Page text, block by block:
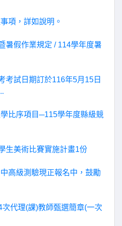
項，詳如說明。
暑假作業規定 / 114學年度暑
考試日期訂於116年5月15日
比序項目─115學年度縣級競
生美術比賽實施計畫1份
高級測驗現正報名中，鼓勵
代理(課)教師甄選簡章(一次